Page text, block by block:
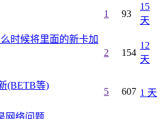
1 93
15
天
时候将里面的新卡加
2 154
12
天
(BETB等)
5 607 1 天
网络问题